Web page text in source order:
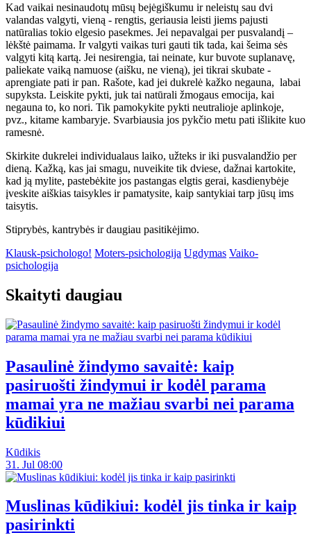
Kad vaikai nesinaudotų mūsų bejėgiškumu ir neleistų sau dvi
valandas valgyti, vieną - rengtis, geriausia leisti jiems pajusti
natūralias tokio elgesio pasekmes. Jei nepavalgai per pusvalandį –
lėkštė paimama. Ir valgyti vaikas turi gauti tik tada, kai šeima sės
valgyti kitą kartą. Jei nesirengia, tai neinate, kur buvote suplanavę,
paliekate vaiką namuose (aišku, ne vieną), jei tikrai skubate -
aprengiate pati ir pan. Rašote, kad jei dukrelė kažko negauna, labai
supyksta. Leiskite pykti, juk tai natūrali žmogaus emocija, kai
negauna to, ko nori. Tik pamokykite pykti neutralioje aplinkoje,
pvz., kitame kambaryje. Svarbiausia jos pykčio metu pati išlikite kuo
ramesnė.
Skirkite dukrelei individualaus laiko, užteks ir iki pusvalandžio per
dieną. Kažką, kas jai smagu, nuveikite tik dviese, dažnai kartokite,
kad ją mylite, pastebėkite jos pastangas elgtis gerai, kasdienybėje
įveskite aiškias taisykles ir pamatysite, kaip santykiai tarp jūsų ims
taisytis.
Stiprybės, kantrybės ir daugiau pasitikėjimo.
Klausk-psichologo! Moters-psichologija Ugdymas Vaiko-
psichologija
Skaityti daugiau
Pasaulinė žindymo savaitė: kaip
pasiruošti žindymui ir kodėl parama
mamai yra ne mažiau svarbi nei parama
kūdikiui
Kūdikis
31. Jul 08:00
Muslinas kūdikiui: kodėl jis tinka ir kaip
pasirinkti